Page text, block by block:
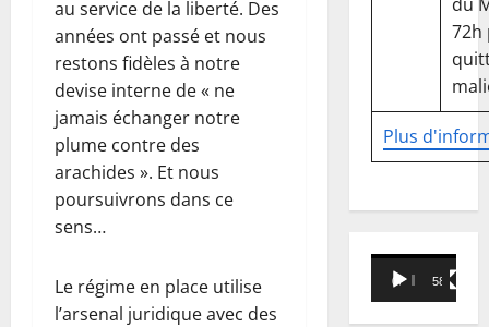
au service de la liberté. Des
années ont passé et nous
restons fidèles à notre
devise interne de « ne
jamais échanger notre
plume contre des
arachides ». Et nous
poursuivrons dans ce
sens…
Le régime en place utilise
l’arsenal juridique avec des
Plus
72h
Lecteur
vidéo
00:00 58:18